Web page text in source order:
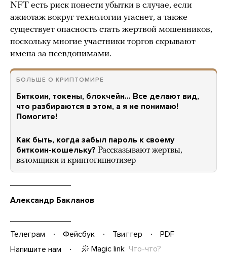
NFT есть риск понести убытки в случае, если
ажиотаж вокруг технологии угаснет, а также
существует опасность стать жертвой мошенников,
поскольку многие участники торгов скрывают
имена за псевдонимами.
БОЛЬШЕ О КРИПТОМИРЕ
Биткоин, токены, блокчейн… Все делают вид,
что разбираются в этом, а я не понимаю!
Помогите!
Как быть, когда забыл пароль к своему
биткоин-кошельку? Рассказывают жертвы,
взломщики и криптогипнотизер
Александр Бакланов
Телеграм Фейсбук Твиттер
PDF
Напишите нам
Magic link Что-что?